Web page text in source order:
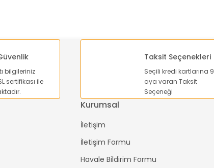
bilgileriniz
sertifikası ile
Taksit Seçenekleri
Seçili kredi kartlarına 9
aya varan Taksit
Seçeneği
Kurumsal
İletişim
İletişim Formu
Havale Bildirim Formu